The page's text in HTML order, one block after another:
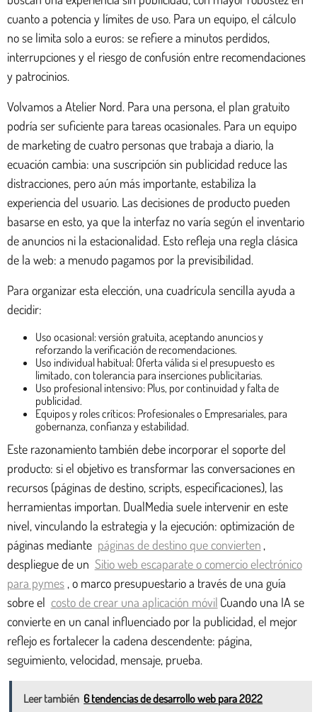
cuanto a potencia y límites de uso. Para un equipo, el cálculo
no se limita solo a euros: se refiere a minutos perdidos,
interrupciones y el riesgo de confusión entre recomendaciones
y patrocinios.
Volvamos a Atelier Nord. Para una persona, el plan gratuito
podría ser suficiente para tareas ocasionales. Para un equipo
de marketing de cuatro personas que trabaja a diario, la
ecuación cambia: una suscripción sin publicidad reduce las
distracciones, pero aún más importante, estabiliza la
experiencia del usuario. Las decisiones de producto pueden
basarse en esto, ya que la interfaz no varía según el inventario
de anuncios ni la estacionalidad. Esto refleja una regla clásica
de la web: a menudo pagamos por la previsibilidad.
Para organizar esta elección, una cuadrícula sencilla ayuda a
decidir:
Uso ocasional: versión gratuita, aceptando anuncios y
reforzando la verificación de recomendaciones.
Uso individual habitual: Oferta válida si el presupuesto es
limitado, con tolerancia para inserciones publicitarias.
Uso profesional intensivo: Plus, por continuidad y falta de
publicidad.
Equipos y roles críticos: Profesionales o Empresariales, para
gobernanza, confianza y estabilidad.
Este razonamiento también debe incorporar el soporte del
producto: si el objetivo es transformar las conversaciones en
recursos (páginas de destino, scripts, especificaciones), las
herramientas importan. DualMedia suele intervenir en este
nivel, vinculando la estrategia y la ejecución: optimización de
páginas mediante páginas de destino que convierten ,
despliegue de un Sitio web escaparate o comercio electrónico
para pymes , o marco presupuestario a través de una guía
sobre el costo de crear una aplicación móvil Cuando una IA se
convierte en un canal influenciado por la publicidad, el mejor
reflejo es fortalecer la cadena descendente: página,
seguimiento, velocidad, mensaje, prueba.
Leer también 6 tendencias de desarrollo web para 2022